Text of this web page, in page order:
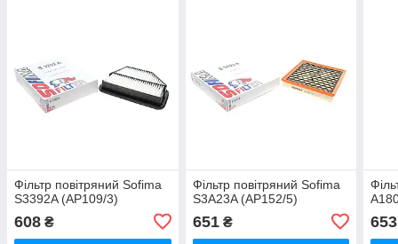
Фільтр повітряний Sofima
S3392A (AP109/3)
608 ₴
Фільтр повітряний Sofima
S3A23A (AP152/5)
651₴ 653